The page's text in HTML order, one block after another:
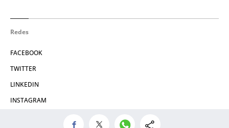
Redes
FACEBOOK
TWITTER
LINKEDIN
INSTAGRAM